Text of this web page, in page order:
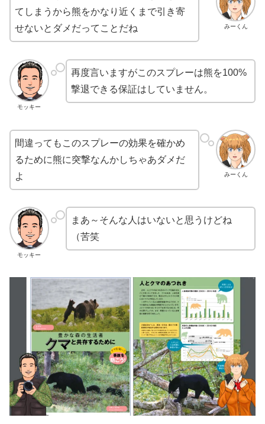
みーくん
てしまうから熊をかなり近くまで引き寄
せないとダメだってことだね
モッキー
再度言いますがこのスプレーは熊を100%
撃退できる保証はしていません。
みーくん
間違ってもこのスプレーの効果を確かめ
るために熊に突撃なんかしちゃあダメだ
よ
モッキー
まあ～そんな人はいないと思うけどね
（苦笑